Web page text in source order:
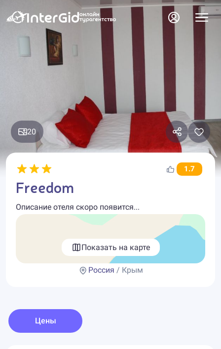
20
1.7
Freedom
Описание отеля скоро появится...
Показать на карте
Россия / Крым
Цены